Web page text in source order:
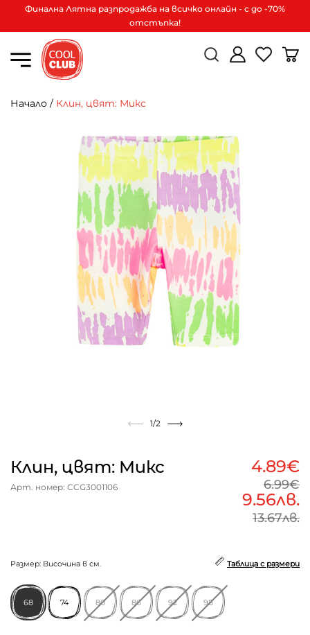
Финална Лятна разпродажба на всичко онлайн - с до -70%
отстъпка!
Начало / Клин, цвят: Микс
1/2
Клин, цвят: Микс
Арт. номер: CCG3001106
4.89€
6.99€
9.56лв.
13.67лв.
Размер: Височина в см. Таблица с размери
68 74 80 86 92 98